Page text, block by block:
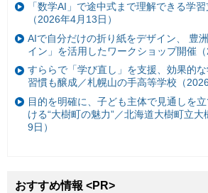
「数学AI」で途中式まで理解できる学
（2026年4月13日）
AIで自分だけの折り紙をデザイン、 豊
イン」を活用したワークショップ開催（
すららで「学び直し」を支援、効果的
習慣も醸成／札幌山の手高等学校（
目的を明確に、子ども主体で見通しを
ける“大樹町の魅力”／北海道大樹町立
9日）
おすすめ情報 <PR>